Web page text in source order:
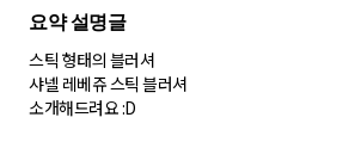
요약 설명글
스틱 형태의 블러셔
샤넬 레베쥬 스틱 블러셔
소개해드려요 :D